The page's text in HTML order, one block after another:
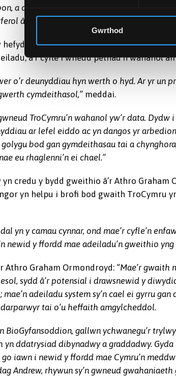
Gwrthod
a chreu system y gall cynghorau a
â gwybodaeth arbenigol er mwyn i’r
hefyd yn gweithio fel Rheolwr Cyfrifon
a’r cyfle i wneud pethau’n wahanol
o’r deunyddiau hyn werth o hyd. Ar yr un
cymdeithasol,” meddai.
gwneud TroCymru’n wahanol yw’r data.
ar lefel eiddo ac yn dangos yr
golygu bod gan gymdeithasau tai a
eu rhaglenni’n ei chael.”
yn credu y bydd gweithio â’r Athro
yn helpu i brofi bod gwaith TroCymru
yn y camau cynnar, ond mae’r cyfle’n
newid y ffordd mae adeiladu’n gweithio
Athro Graham Ormondroyd: “Mae’r gwaith
sydd â’r potensial i drawsnewid y
mae’n adeiladu system sy’n cael ei gyrru
tai o’u heffaith amgylcheddol.
BioGyfansoddion, gallwn ychwanegu’r
yn ddatrysiad dibynadwy a graddadwy.
iawn i newid y ffordd mae Cymru’n
Andrew, rhywun sy’n gwneud